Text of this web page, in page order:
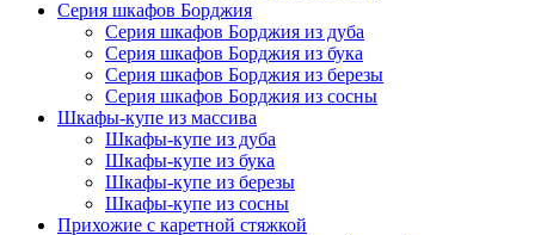
Серия шкафов Борджия
Серия шкафов Борджия из дуба
Серия шкафов Борджия из бука
Серия шкафов Борджия из березы
Серия шкафов Борджия из сосны
Шкафы-купе из массива
Шкафы-купе из дуба
Шкафы-купе из бука
Шкафы-купе из березы
Шкафы-купе из сосны
Прихожие с каретной стяжкой